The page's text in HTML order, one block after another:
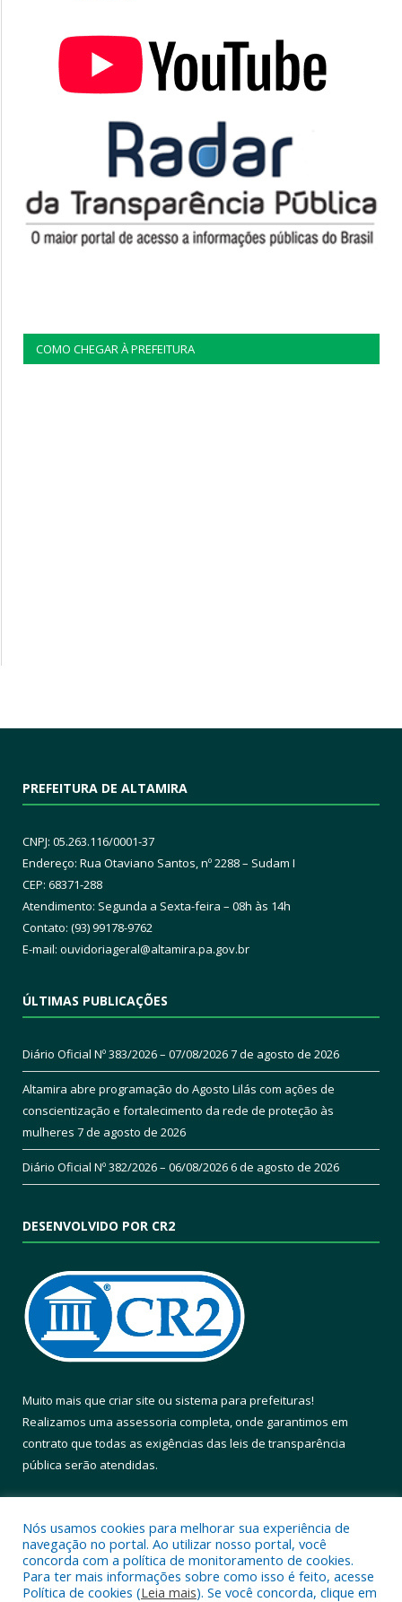
COMO CHEGAR À PREFEITURA
PREFEITURA DE ALTAMIRA
CNPJ: 05.263.116/0001-37
Endereço: Rua Otaviano Santos, nº 2288 – Sudam I
CEP: 68371-288
Atendimento: Segunda a Sexta-feira – 08h às 14h
Contato: (93) 99178-9762
E-mail: ouvidoriageral@altamira.pa.gov.br
ÚLTIMAS PUBLICAÇÕES
Diário Oficial Nº 383/2026 – 07/08/20267 de agosto de 2026
Altamira abre programação do Agosto Lilás com ações de
conscientização e fortalecimento da rede de proteção às
mulheres 7 de agosto de 2026
Diário Oficial Nº 382/2026 – 06/08/20266 de agosto de 2026
DESENVOLVIDO POR CR2
Muito mais que criar site ou sistema para prefeituras!
Realizamos uma assessoria completa, onde garantimos em
contrato que todas as exigências das leis de transparência
pública serão atendidas.
Nós usamos cookies para melhorar sua experiência de
navegação no portal. Ao utilizar nosso portal, você
concorda com a política de monitoramento de cookies.
Para ter mais informações sobre como isso é feito, acesse
Política de cookies (Leia mais). Se você concorda, clique em